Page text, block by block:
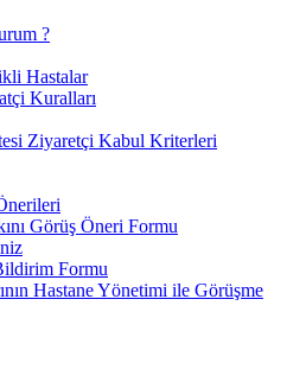
?
Hastalar
Kuralları
Ziyaretçi Kabul Kriterleri
Görüş Öneri Formu
Formu
Hastane Yönetimi ile Görüşme